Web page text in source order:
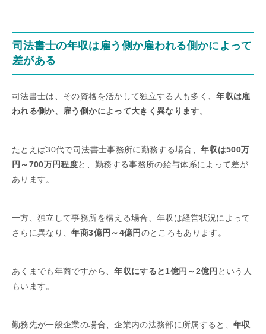
司法書士の年収は雇う側か雇われる側かによって
差がある
司法書士は、その資格を活かして独立する人も多く、年収は雇
われる側か、雇う側かによって大きく異なります。
たとえば30代で司法書士事務所に勤務する場合、年収は500万
円～700万円程度と、勤務する事務所の給与体系によって差が
あります。
一方、独立して事務所を構える場合、年収は経営状況によって
さらに異なり、年商3億円～4億円のところもあります。
あくまでも年商ですから、年収にすると1億円～2億円 という人
もいます。
勤務先が一般企業の場合、企業内の法務部に所属すると、年収